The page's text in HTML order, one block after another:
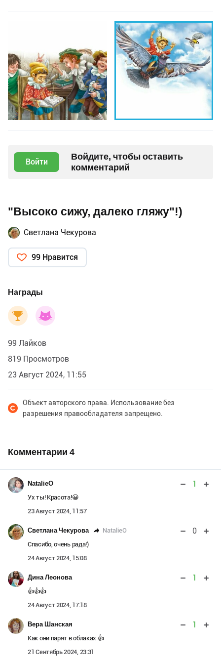
Войти
Войдите, чтобы оставить
комментарий
"Высоко сижу, далеко гляжу"!)
Светлана Чекурова
99 Нравится
Награды
99 Лайков
819 Просмотров
23 Август 2024, 11:55
Объект авторского права. Использование без
разрешения правообладателя запрещено.
Комментарии 4
NatalieO 1
Ух ты! Красота!😀
23 Август 2024, 11:57
Светлана Чекурова NatalieO 0
Спасибо, очень рада!)
24 Август 2024, 15:08
Дина Леонова 1
👍👍👍
24 Август 2024, 17:18
Вера Шанская 1
Как они парят в облаках 👍
21 Сентябрь 2024, 23:31